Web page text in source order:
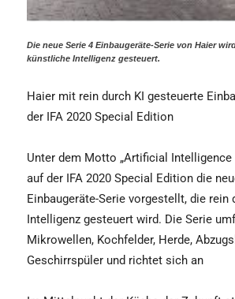
Die neue Serie 4 Einbaugeräte-Serie von Haier
künstliche Intelligenz gesteuert.
Haier mit rein durch KI gesteuerte
der IFA 2020 Special Edition
Unter dem Motto „Artificial Intelligence
auf der IFA 2020 Special Edition die
Einbaugeräte-Serie vorgestellt, die rein
Intelligenz gesteuert wird. Die Serie
Mikrowellen, Kochfelder, Herde,
Geschirrspüler und richtet sich an